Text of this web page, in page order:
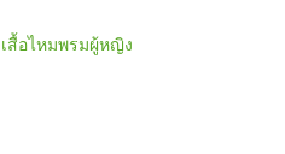
สื้อไหมพรมผู้หญิง